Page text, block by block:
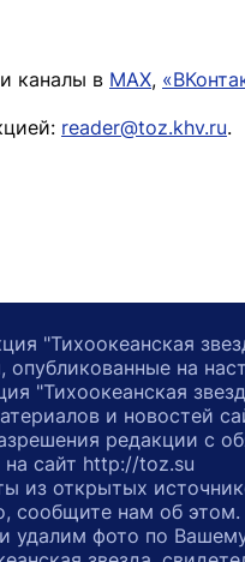
каналы в MAX,
reader@toz.khv.ru.
"Тихоокеанская
опубликованные на
"Тихоокеанская
и новостей
редакции с
сайт http://toz.su
из открытых
сообщите нам об
удалим фото по